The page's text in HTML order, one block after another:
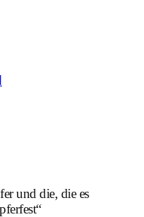
und die, die es